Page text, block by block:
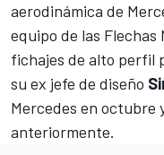
aerodinámica de
equipo de las Flechas
fichajes de alto perfil
su ex jefe de diseño
Mercedes en octubre
anteriormente.